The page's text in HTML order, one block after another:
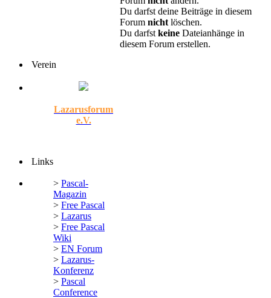
Du darfst deine Beiträge in diesem
Forum nicht löschen.
Du darfst keine Dateianhänge in
diesem Forum erstellen.
Verein
Lazarusforum
e.V.
Links
> Pascal-
Magazin
> Free Pascal
> Lazarus
> Free Pascal
Wiki
> EN Forum
> Lazarus-
Konferenz
> Pascal
Conference